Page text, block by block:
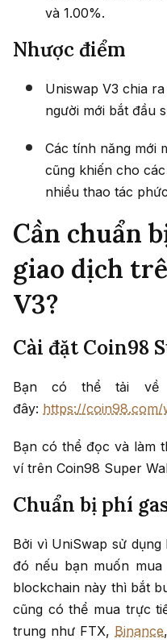
và 1.00%.
Nhược điểm
Uniswap V3 chia
người mới bắt đầu
Các tính năng mới
cũng khiến cho
nhiều thao tác
Cần chuẩn
giao dịch
V3?
Cài đặt Coin98
Bạn có thể tải về
đây: https://coin98.com/
Bạn có thể đọc và làm
ví trên Coin98 Super
Chuẩn bị phí
Bởi vì UniSwap sử
đó nếu bạn muốn
blockchain này thì bắt
cũng có thể mua trực
trung như FTX, Binance